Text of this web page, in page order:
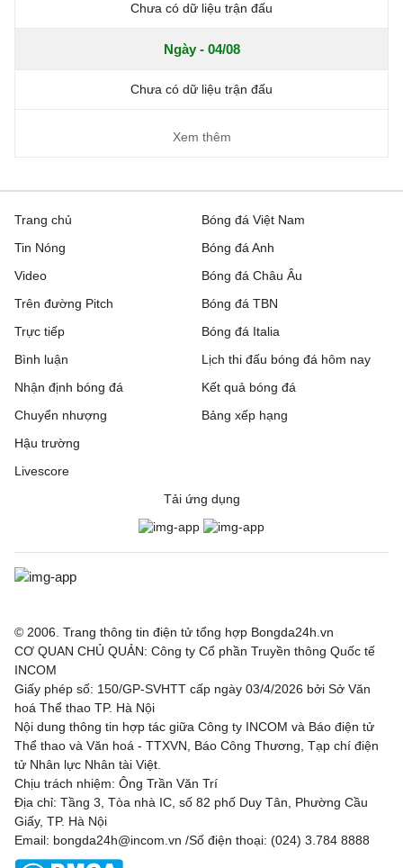
Chưa có dữ liệu trận đấu
Ngày - 04/08
Chưa có dữ liệu trận đấu
Xem thêm
Trang chủ
Tin Nóng
Video
Trên đường Pitch
Trực tiếp
Bóng đá Việt Nam
Bóng đá Anh
Bóng đá Châu Âu
Bóng đá TBN
Bóng đá Italia
Bình luận
Nhận định bóng đá
Chuyển nhượng
Hậu trường
Livescore
Lịch thi đấu bóng đá hôm nay
Kết quả bóng đá
Bảng xếp hạng
Tải ứng dụng
© 2006. Trang thông tin điện tử tổng hợp Bongda24h.vn
CƠ QUAN CHỦ QUẢN: Công ty Cổ phần Truyền thông Quốc tế
INCOM
Giấy phép số: 150/GP-SVHTT cấp ngày 03/4/2026 bởi Sở Văn
hoá Thể thao TP. Hà Nội
Nội dung thông tin hợp tác giữa Công ty INCOM và Báo điện tử
Thể thao và Văn hoá - TTXVN, Báo Công Thương, Tạp chí điện
tử Nhân lực Nhân tài Việt.
Chịu trách nhiệm: Ông Trần Văn Trí
Địa chỉ: Tầng 3, Tòa nhà IC, số 82 phố Duy Tân, Phường Cầu
Giấy, TP. Hà Nội
Email: bongda24h@incom.vn /Số điện thoại: (024) 3.784 8888